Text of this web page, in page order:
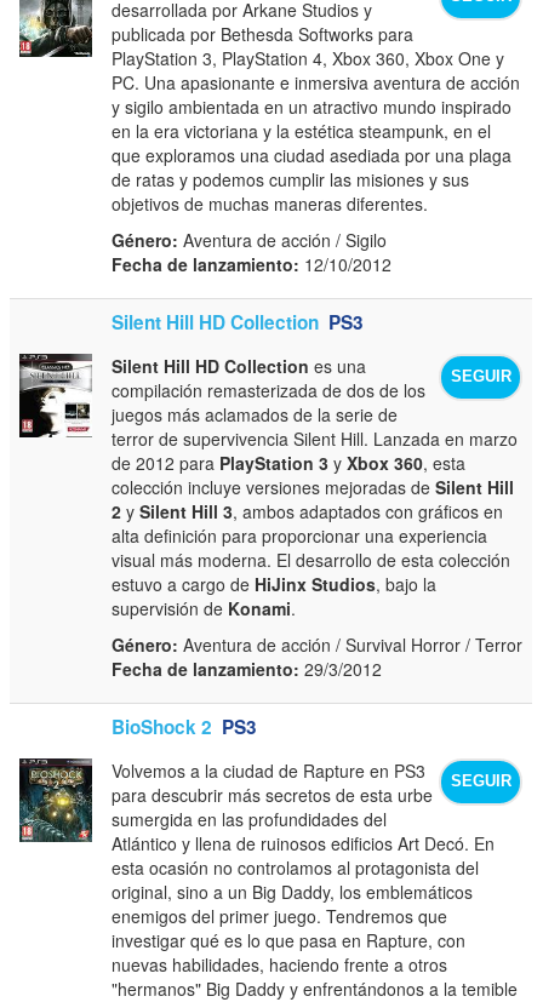
desarrollada por Arkane Studios y
publicada por Bethesda Softworks para
PlayStation 3, PlayStation 4, Xbox 360, Xbox One y
PC. Una apasionante e inmersiva aventura de acción
y sigilo ambientada en un atractivo mundo inspirado
en la era victoriana y la estética steampunk, en el
que exploramos una ciudad asediada por una plaga
de ratas y podemos cumplir las misiones y sus
objetivos de muchas maneras diferentes.
Género: Aventura de acción / Sigilo
Fecha de lanzamiento: 12/10/2012
Silent Hill HD Collection PS3
SEGUIR
Silent Hill HD Collection es una
compilación remasterizada de dos de los
juegos más aclamados de la serie de
terror de supervivencia Silent Hill. Lanzada en marzo
de 2012 para PlayStation 3 yXbox 360, esta
colección incluye versiones mejoradas deSilent Hill
2 ySilent Hill 3, ambos adaptados con gráficos en
alta definición para proporcionar una experiencia
visual más moderna. El desarrollo de esta colección
estuvo a cargo de HiJinx Studios, bajo la
supervisión de Konami.
Género: Aventura de acción / Survival Horror / Terror
Fecha de lanzamiento: 29/3/2012
BioShock 2 PS3
SEGUIR
Volvemos a la ciudad de Rapture en PS3
para descubrir más secretos de esta urbe
sumergida en las profundidades del
Atlántico y llena de ruinosos edificios Art Decó. En
esta ocasión no controlamos al protagonista del
original, sino a un Big Daddy, los emblemáticos
enemigos del primer juego. Tendremos que
investigar qué es lo que pasa en Rapture, con
nuevas habilidades, haciendo frente a otros
"hermanos" Big Daddy y enfrentándonos a la temible